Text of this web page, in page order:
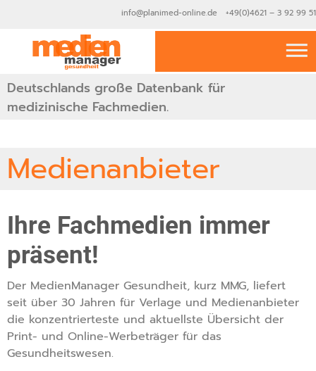
info@planimed-online.de +49(0)4621 – 3 92 99 51
Deutschlands große Datenbank für
medizinische Fachmedien.
Medienanbieter
Ihre Fachmedien immer
präsent!
Der MedienManager Gesundheit, kurz MMG, liefert
seit über 30 Jahren für Verlage und Medienanbieter
die konzentrierteste und aktuellste Übersicht der
Print- und Online-Werbeträger für das
Gesundheitswesen.